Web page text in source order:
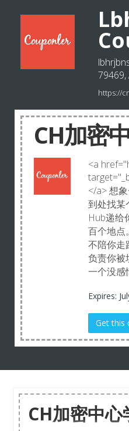
79469,
https://
CH加密
<a
</a> 想
到处找某
Hub递给
百个地点
不陪你走
负责你被
一个没感
Expires:
Get this
CH加密中心